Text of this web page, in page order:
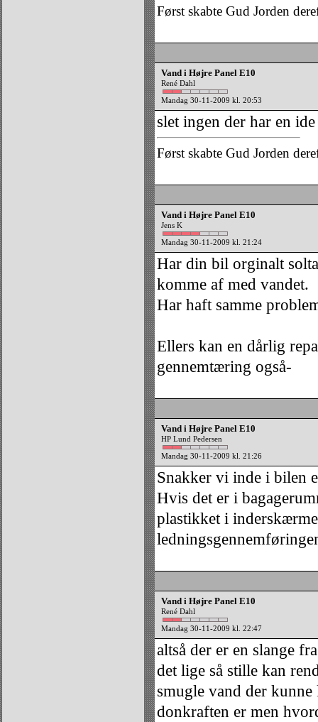
Først skabte Gud Jorden
Vand i Højre Panel E10
René Dahl
Mandag 30-11-2009 kl. 20:53
slet ingen der har en
Først skabte Gud Jorden
Vand i Højre Panel E10
Jens K
Mandag 30-11-2009 kl. 21:24
Har din bil orginalt
komme af med vandet.
Har haft samme
Ellers kan en dårlig
gennemtæring også-
Vand i Højre Panel E10
HP Lund Pedersen
Mandag 30-11-2009 kl. 21:26
Snakker vi inde i bilen
Hvis det er i
plastikket i
Vand i Højre Panel E10
René Dahl
Mandag 30-11-2009 kl. 22:47
altså der er en slange
det lige så stille kan
smugle vand der
donkraften er men